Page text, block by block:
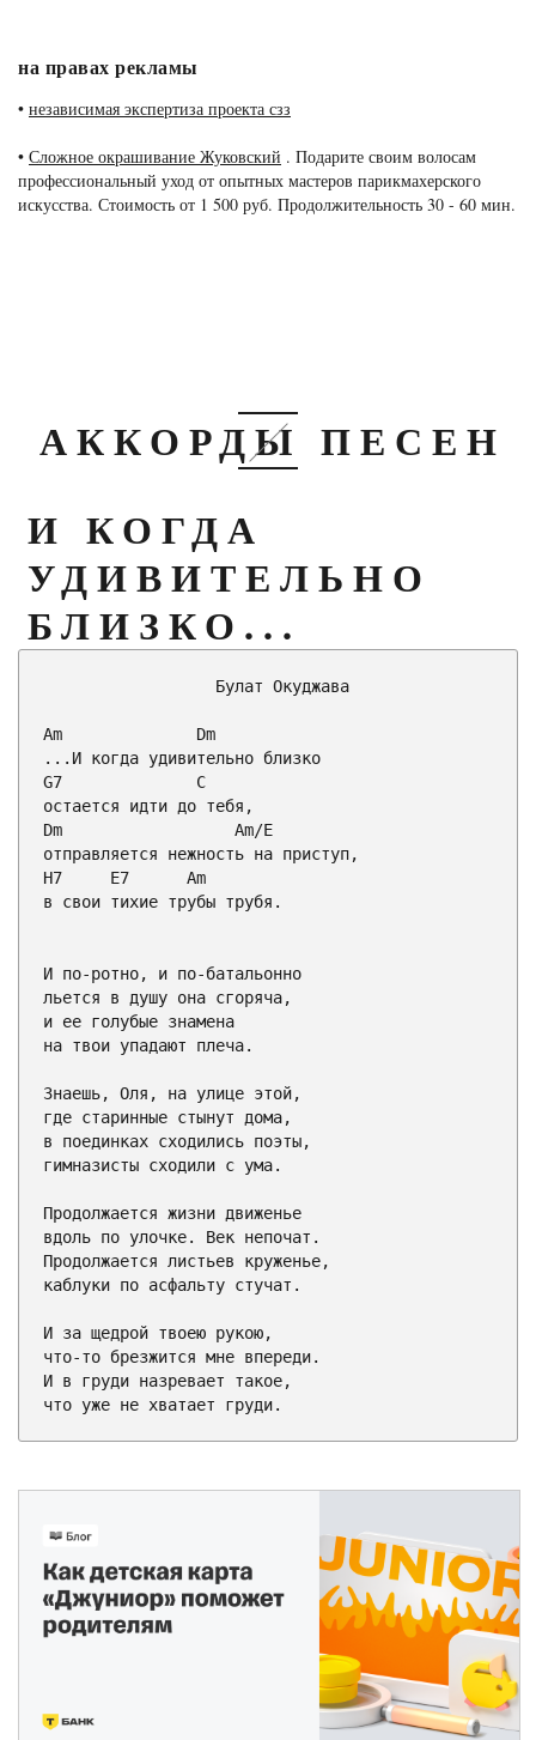
на правах рекламы
• независимая экспертиза проекта сзз
• Сложное окрашивание Жуковский . Подарите своим волосам
профессиональный уход от опытных мастеров парикмахерского
искусства. Стоимость от 1 500 руб. Продолжительность 30 - 60 мин.
АККОРДЫ ПЕСЕН
И КОГДА
УДИВИТЕЛЬНО
БЛИЗКО...
Am
Dm
G7
C
Dm
Am/E
H7
E7
Am
в свои тихие трубы трубя.
И по-ротно, и по-батальонно
льется в душу она сгоряча,
и ее голубые знамена
на твои упадают плеча.
Знаешь, Оля, на улице этой,
где старинные стынут дома,
в поединках сходились поэты,
гимназисты сходили с ума.
Продолжается жизни движенье
вдоль по улочке. Век непочат.
Продолжается листьев круженье,
каблуки по асфальту стучат.
И за щедрой твоею рукою,
что-то брезжится мне впереди.
И в груди назревает такое,
что уже не хватает груди.